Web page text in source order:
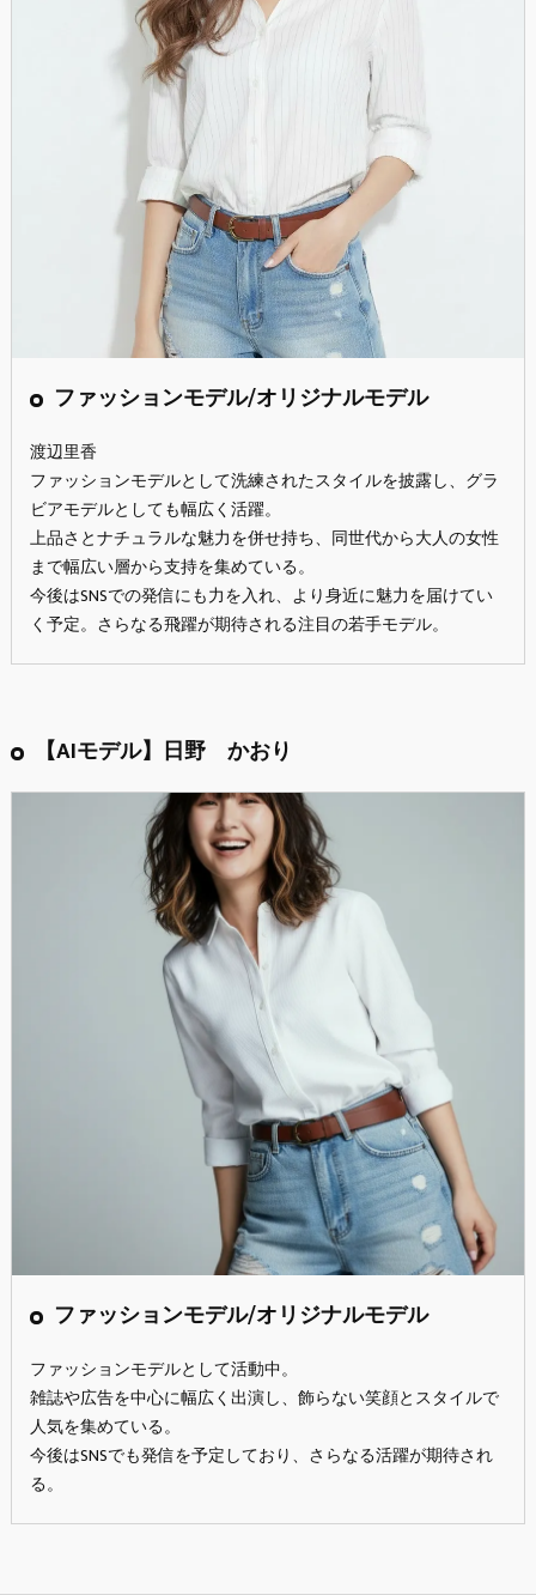
ファッションモデル/オリジナルモデル
渡辺里香
ファッションモデルとして洗練されたスタイルを披露し、グラ
ビアモデルとしても幅広く活躍。
上品さとナチュラルな魅力を併せ持ち、同世代から大人の女性
まで幅広い層から支持を集めている。
今後はSNSでの発信にも力を入れ、より身近に魅力を届けてい
く予定。さらなる飛躍が期待される注目の若手モデル。
【AIモデル】日野 かおり
ファッションモデル/オリジナルモデル
ファッションモデルとして活動中。
雑誌や広告を中心に幅広く出演し、飾らない笑顔とスタイルで
人気を集めている。
今後はSNSでも発信を予定しており、さらなる活躍が期待され
る。